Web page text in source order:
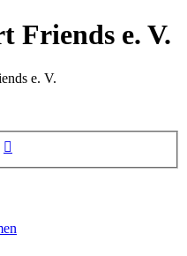
Friends e. V.
e. V.